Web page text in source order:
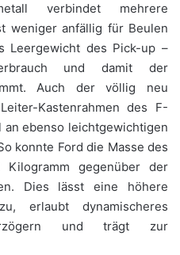
verbindet mehrere
weniger anfällig für Beulen
Leergewicht des Pick-up –
und damit der
Auch der völlig neu
Kastenrahmen des F-
ebenso leichtgewichtigen
konnte Ford die Masse des
gegenüber der
Dies lässt eine höhere
erlaubt dynamischeres
und trägt zur